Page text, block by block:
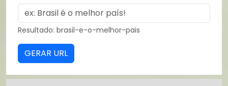
Resultado: brasil-e-o-melhor-pais